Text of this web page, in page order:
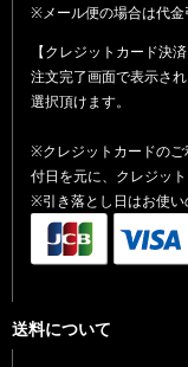
※メール便の場合は代金
【クレジットカード決済
注文完了画面で表示さ
選択頂けます。
※クレジットカードの
付日を元に、クレジッ
※引き落とし日はお使い
送料について